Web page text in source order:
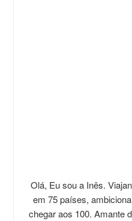
Olá, Eu sou a Inês.
em 75 países,
chegar aos 100. Amante